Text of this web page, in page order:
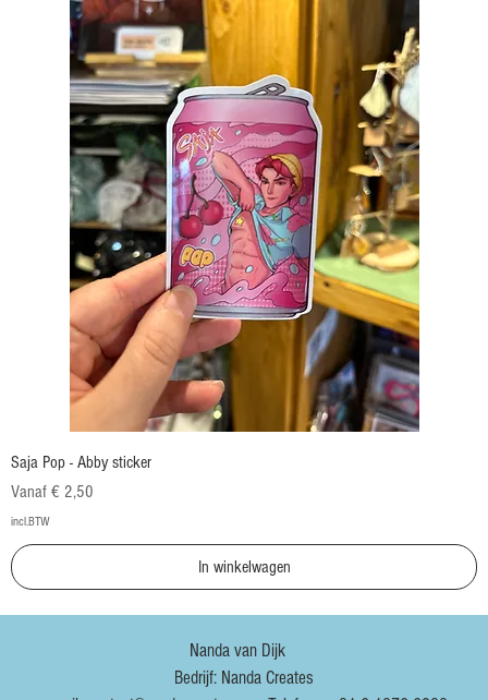
Saja Pop - Abby sticker
Vanaf € 2,50
Verkoopprijs
incl.BTW
In winkelwagen
Nanda van Dijk
Bedrijf: Nanda Creates